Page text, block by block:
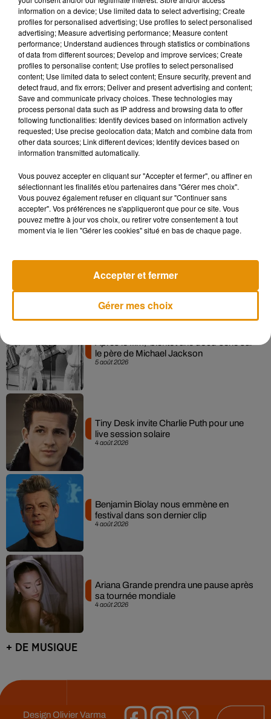
nombre de demandeurs d’emplois en catégorie A a baissé
de 3,3% pour s’établir à 3,5 millions de personnes. Au vu des
prévisions de l’INSEE, le chômage pourrait atteindre 8,2%
mi-2020, son plus bas niveau depuis 2008.
Musique
6 août 2026
Pomme emprunte le décor de l’émission
« Loups Garous » pour son...
6 août 2026
La version réécrite de « Beautiful Day »
interprétée lors des...
5 août 2026
le père de Michael Jackson
4 août 2026
Tiny Desk invite Charlie Puth pour une
live session solaire
4 août 2026
Benjamin Biolay nous emmène en
festival dans son dernier clip
4 août 2026
Ariana Grande prendra une pause après
sa tournée mondiale
+ DE MUSIQUE
DesignOlivier Varma
information on a device; Use limited data to select advertising; Create
profiles for personalised advertising; Use profiles to select personalised
advertising; Measure advertising performance; Measure content
performance; Understand audiences through statistics or combinations
of data from different sources; Develop and improve services; Create
profiles to personalise content; Use profiles to select personalised
content; Use limited data to select content; Ensure security, prevent and
detect fraud, and fix errors; Deliver and present advertising and content;
Save and communicate privacy choices. These technologies may
process personal data such as IP address and browsing data to offer
following functionalities: Identify devices based on information actively
requested; Use precise geolocation data; Match and combine data from
other data sources; Link different devices; Identify devices based on
information transmitted automatically.
Vous pouvez accepter en cliquant sur "Accepter et fermer", ou affiner en
sélectionnant les finalités et/ou partenaires dans "Gérer mes choix".
Vous pouvez également refuser en cliquant sur "Continuer sans
accepter". Vos préférences ne s'appliqueront que pour ce site. Vous
pouvez mettre à jour vos choix, ou retirer votre consentement à tout
moment via le lien "Gérer les cookies" situé en bas de chaque page.
Gérer mes choix
Accepter et fermer